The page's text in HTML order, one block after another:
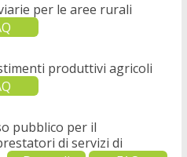
per le aree rurali
produttivi agricoli
pubblico per il
di servizi di